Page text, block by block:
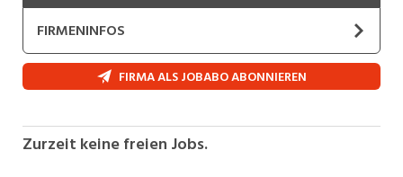
FIRMENINFOS
Willkommen bei der DEKRA Arbeit Gruppe
Ihr zuverlässiger und moderner Partner für
Der Name DEKRA steht seit nunmehr 100 Jahren
FIRMA ALS JOBABO ABONNIEREN
Zurzeit keine freien Jobs.